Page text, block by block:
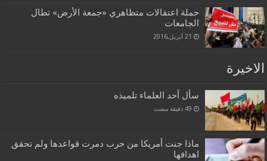
حملة اعتقالات متظاهري «جمعة الأرض» تطال
الجامعات
21 أبريل,2016
الاخيرة
سأل أحد العلماء تلميذه
ماذا جنت أمريكا من حرب دمرت قواعدها ولم تحقق
اهدافها